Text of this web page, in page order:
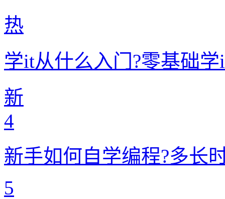
热
学it从什么入门?零基础
新
4
新手如何自学编程?多长
5